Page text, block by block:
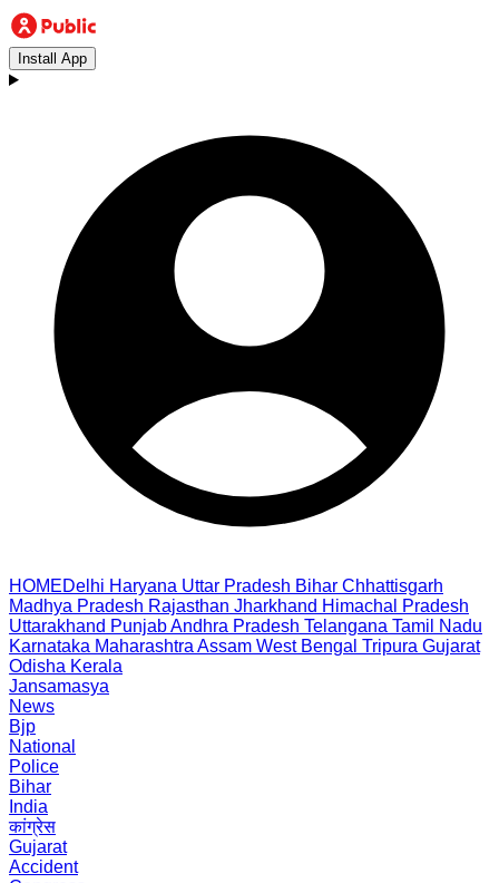
Install App
HOMEDelhi Haryana Uttar Pradesh Bihar Chhattisgarh
Madhya Pradesh Rajasthan Jharkhand Himachal Pradesh
Uttarakhand PunjabAndhra Pradesh Telangana Tamil Nadu
Karnataka Maharashtra Assam West Bengal Tripura Gujarat
Odisha Kerala
Jansamasya
News
Bjp
National
Police
Bihar
India
कांग्रेस
Gujarat
Accident